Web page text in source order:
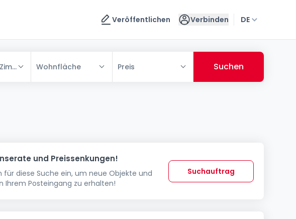
Veröffentlichen Verbinden DE
2 Zimmer Wohnfläche Preis
und Preissenkungen!
für diese Suche ein, um neue Objekte und
Ihrem Posteingang zu erhalten!
Suchauftrag